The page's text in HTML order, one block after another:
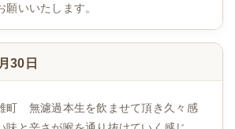
いいたします。
30日
無濾過本生を飲ませて頂き久々感